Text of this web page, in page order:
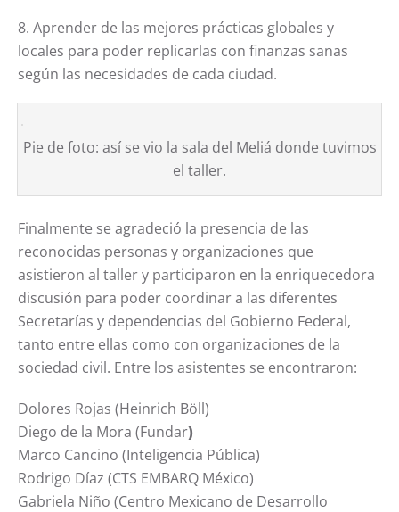
8. Aprender de las mejores prácticas globales y
locales para poder replicarlas con finanzas sanas
según las necesidades de cada ciudad.
Pie de foto: así se vio la sala del Meliá donde tuvimos
el taller.
Finalmente se agradeció la presencia de las
reconocidas personas y organizaciones que
asistieron al taller y participaron en la enriquecedora
discusión para poder coordinar a las diferentes
Secretarías y dependencias del Gobierno Federal,
tanto entre ellas como con organizaciones de la
sociedad civil. Entre los asistentes se encontraron:
Dolores Rojas (Heinrich Böll)
Diego de la Mora (Fundar)
Marco Cancino (Inteligencia Pública)
Rodrigo Díaz (CTS EMBARQ México)
Gabriela Niño (Centro Mexicano de Desarrollo